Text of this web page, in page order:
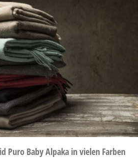
Puro Baby Alpaka in vielen Farben